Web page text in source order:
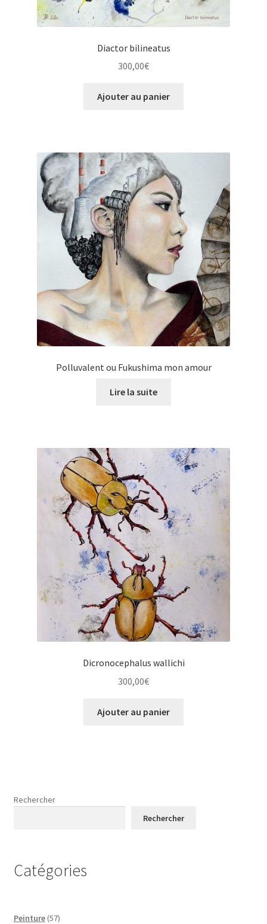
Diactor bilineatus
300,00€
Ajouter au panier
Polluvalent ou Fukushima mon amour
Lire la suite
Dicronocephalus wallichi
300,00€
Ajouter au panier
Rechercher
Rechercher
Catégories
Peinture 5757